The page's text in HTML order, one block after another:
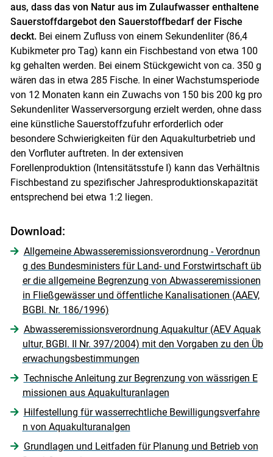
aus, dass das von Natur aus im Zulaufwasser enthaltene
Sauerstoffdargebot den Sauerstoffbedarf der Fische
deckt.Bei einem Zufluss von einem Sekundenliter (86,4
Kubikmeter pro Tag) kann ein Fischbestand von etwa 100
kg gehalten werden. Bei einem Stückgewicht von ca. 350 g
wären das in etwa 285 Fische. In einer Wachstumsperiode
von 12 Monaten kann ein Zuwachs von 150 bis 200 kg pro
Sekundenliter Wasserversorgung erzielt werden, ohne dass
eine künstliche Sauerstoffzufuhr erforderlich oder
besondere Schwierigkeiten für den Aquakulturbetrieb und
den Vorfluter auftreten. In der extensiven
Forellenproduktion (Intensitätsstufe I) kann das Verhältnis
Fischbestand zu spezifischer Jahresproduktionskapazität
entsprechend bei etwa 1:2 liegen.
Download:
Allgemeine Abwasseremissionsverordnung - Verordnun
g des Bundesministers für Land- und Forstwirtschaft üb
er die allgemeine Begrenzung von Abwasseremissionen
in Fließgewässer und öffentliche Kanalisationen (AAEV,
BGBl. Nr. 186/1996)
Abwasseremissionsverordnung Aquakultur (AEV Aquak
ultur, BGBl. II Nr. 397/2004) mit den Vorgaben zu den Üb
erwachungsbestimmungen
Technische Anleitung zur Begrenzung von wässrigen E
missionen aus Aquakulturanlagen
Hilfestellung für wasserrechtliche Bewilligungsverfahre
n von Aquakulturanalgen
Grundlagen und Leitfaden für Planung und Betrieb von